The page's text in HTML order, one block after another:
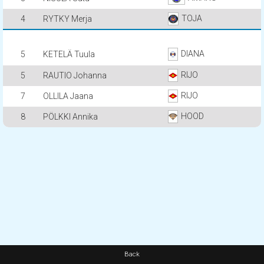
4 RYTKY Merja TOJA
5 KETELÄ Tuula DIANA
5 RAUTIO Johanna RIJO
7 OLLILA Jaana RIJO
8 PÖLKKI Annika HOOD
Back